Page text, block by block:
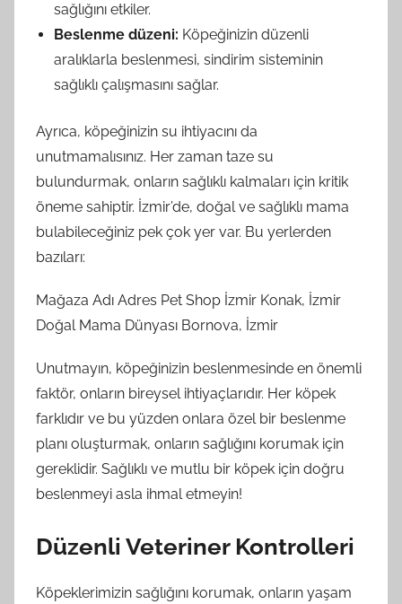
sağlığını etkiler.
Beslenme düzeni: Köpeğinizin düzenli
aralıklarla beslenmesi, sindirim sisteminin
sağlıklı çalışmasını sağlar.
Ayrıca, köpeğinizin su ihtiyacını da
unutmamalısınız. Her zaman taze su
bulundurmak, onların sağlıklı kalmaları için kritik
öneme sahiptir. İzmir’de, doğal ve sağlıklı mama
bulabileceğiniz pek çok yer var. Bu yerlerden
bazıları:
Mağaza Adı Adres Pet Shop İzmir Konak, İzmir
Doğal Mama Dünyası Bornova, İzmir
Unutmayın, köpeğinizin beslenmesinde en önemli
faktör, onların bireysel ihtiyaçlarıdır. Her köpek
farklıdır ve bu yüzden onlara özel bir beslenme
planı oluşturmak, onların sağlığını korumak için
gereklidir. Sağlıklı ve mutlu bir köpek için doğru
beslenmeyi asla ihmal etmeyin!
Düzenli Veteriner Kontrolleri
Köpeklerimizin sağlığını korumak, onların yaşam